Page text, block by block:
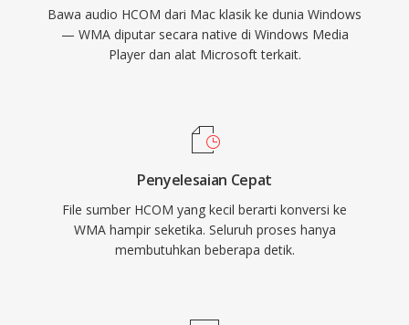
Windows mana pun. Dukungan lintas platform
telah meningkat melalui pustaka seperti
FFmpeg dan GStreamer, meskipun WMA tetap
Format ini masih muncul dalam pustaka media
sebagian besar telah menggantikannya untuk
streaming dan penggunaan portabel.
Bawa audio HCOM dari Mac klasik ke dunia Windows
— WMA diputar secara native di Windows Media
Player dan alat Microsoft terkait.
Penyelesaian Cepat
File sumber HCOM yang kecil berarti konversi ke
WMA hampir seketika. Seluruh proses hanya
membutuhkan beberapa detik.